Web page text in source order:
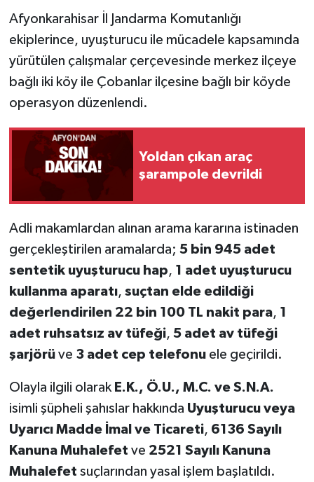
Afyonkarahisar İl Jandarma Komutanlığı
ekiplerince, uyuşturucu ile mücadele kapsamında
yürütülen çalışmalar çerçevesinde merkez ilçeye
bağlı iki köy ile Çobanlar ilçesine bağlı bir köyde
operasyon düzenlendi.
Yoldan çıkan araç
şarampole devrildi
Adli makamlardan alınan arama kararına istinaden
gerçekleştirilen aramalarda; 5 bin 945 adet
sentetik uyuşturucu hap, 1 adet uyuşturucu
kullanma aparatı, suçtan elde edildiği
değerlendirilen 22 bin 100 TL nakit para, 1
adet ruhsatsız av tüfeği, 5 adet av tüfeği
şarjörüve 3 adet cep telefonuele geçirildi.
Olayla ilgili olarak E.K., Ö.U., M.C. ve S.N.A.
isimli şüpheli şahıslar hakkında Uyuşturucu veya
Uyarıcı Madde İmal ve Ticareti, 6136 Sayılı
Kanuna Muhalefet ve 2521 Sayılı Kanuna
Muhalefet suçlarından yasal işlem başlatıldı.